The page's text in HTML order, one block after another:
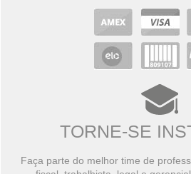
TORNE-SE
Faça parte do melhor time de